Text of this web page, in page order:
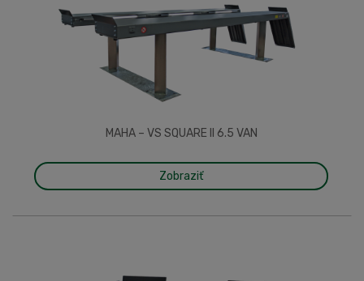
MAHA – VS SQUARE II 6.5 VAN
Zobraziť